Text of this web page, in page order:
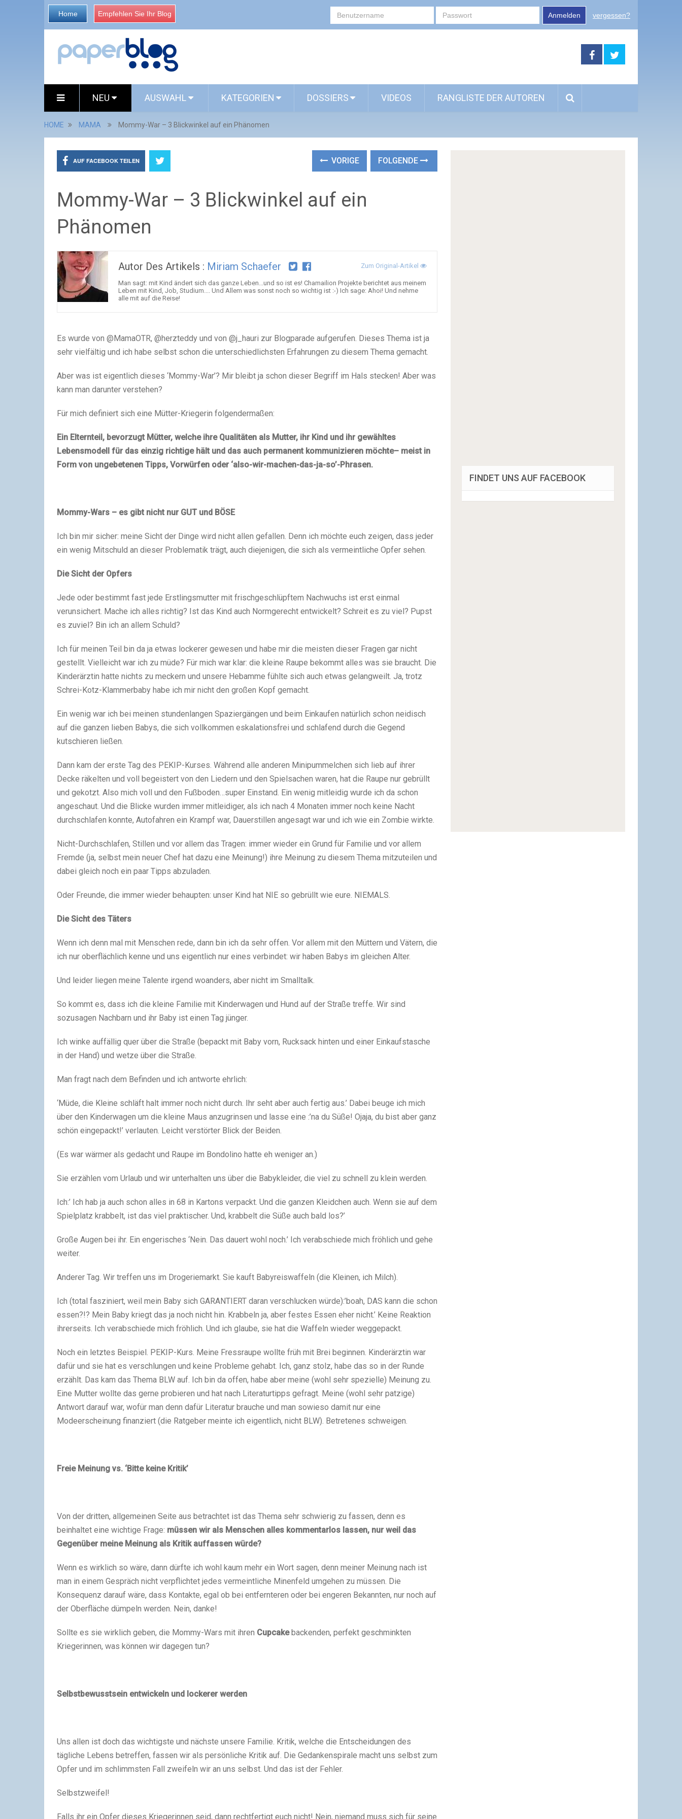
Home Empfehlen Sie Ihr Blog Anmelden vergessen?
NEU AUSWAHL KATEGORIEN DOSSIERS VIDEOS RANGLISTE DER AUTOREN
HOME MAMA Mommy-War – 3 Blickwinkel auf ein Phänomen
AUF FACEBOOK TEILEN VORIGE FOLGENDE
Mommy-War – 3 Blickwinkel auf ein
Phänomen
Autor Des Artikels : Miriam Schaefer Zum Original-Artikel
Man sagt: mit Kind ändert sich das ganze Leben...und so ist es! Chamailion Projekte berichtet aus meinem
Leben mit Kind, Job, Studium.... Und Allem was sonst noch so wichtig ist :-) Ich sage: Ahoi! Und nehme
alle mit auf die Reise!
Es wurde von @MamaOTR, @herzteddy und von @j_hauri zur Blogparade aufgerufen. Dieses Thema ist ja
sehr vielfältig und ich habe selbst schon die unterschiedlichsten Erfahrungen zu diesem Thema gemacht.
Aber was ist eigentlich dieses ‘Mommy-War’? Mir bleibt ja schon dieser Begriff im Hals stecken! Aber was
kann man darunter verstehen?
Für mich definiert sich eine Mütter-Kriegerin folgendermaßen:
Ein Elternteil, bevorzugt Mütter, welche ihre Qualitäten als Mutter, ihr Kind und ihr gewähltes
Lebensmodell für das einzig richtige hält und das auch permanent kommunizieren möchte– meist in
Form von ungebetenen Tipps, Vorwürfen oder ‘also-wir-machen-das-ja-so’-Phrasen.
Mommy-Wars – es gibt nicht nur GUT und BÖSE
Ich bin mir sicher: meine Sicht der Dinge wird nicht allen gefallen. Denn ich möchte euch zeigen, dass jeder
ein wenig Mitschuld an dieser Problematik trägt, auch diejenigen, die sich als vermeintliche Opfer sehen.
Die Sicht der Opfers
Jede oder bestimmt fast jede Erstlingsmutter mit frischgeschlüpftem Nachwuchs ist erst einmal
verunsichert. Mache ich alles richtig? Ist das Kind auch Normgerecht entwickelt? Schreit es zu viel? Pupst
es zuviel? Bin ich an allem Schuld?
Ich für meinen Teil bin da ja etwas lockerer gewesen und habe mir die meisten dieser Fragen gar nicht
gestellt. Vielleicht war ich zu müde? Für mich war klar: die kleine Raupe bekommt alles was sie braucht. Die
Kinderärztin hatte nichts zu meckern und unsere Hebamme fühlte sich auch etwas gelangweilt. Ja, trotz
Schrei-Kotz-Klammerbaby habe ich mir nicht den großen Kopf gemacht.
Ein wenig war ich bei meinen stundenlangen Spaziergängen und beim Einkaufen natürlich schon neidisch
auf die ganzen lieben Babys, die sich vollkommen eskalationsfrei und schlafend durch die Gegend
kutschieren ließen.
Dann kam der erste Tag des PEKIP-Kurses. Während alle anderen Minipummelchen sich lieb auf ihrer
Decke räkelten und voll begeistert von den Liedern und den Spielsachen waren, hat die Raupe nur gebrüllt
und gekotzt. Also mich voll und den Fußboden…super Einstand. Ein wenig mitleidig wurde ich da schon
angeschaut. Und die Blicke wurden immer mitleidiger, als ich nach 4 Monaten immer noch keine Nacht
durchschlafen konnte, Autofahren ein Krampf war, Dauerstillen angesagt war und ich wie ein Zombie wirkte.
Nicht-Durchschlafen, Stillen und vor allem das Tragen: immer wieder ein Grund für Familie und vor allem
Fremde (ja, selbst mein neuer Chef hat dazu eine Meinung!) ihre Meinung zu diesem Thema mitzuteilen und
dabei gleich noch ein paar Tipps abzuladen.
Oder Freunde, die immer wieder behaupten: unser Kind hat NIE so gebrüllt wie eure. NIEMALS.
Die Sicht des Täters
Wenn ich denn mal mit Menschen rede, dann bin ich da sehr offen. Vor allem mit den Müttern und Vätern, die
ich nur oberflächlich kenne und uns eigentlich nur eines verbindet: wir haben Babys im gleichen Alter.
Und leider liegen meine Talente irgend woanders, aber nicht im Smalltalk.
So kommt es, dass ich die kleine Familie mit Kinderwagen und Hund auf der Straße treffe. Wir sind
sozusagen Nachbarn und ihr Baby ist einen Tag jünger.
Ich winke auffällig quer über die Straße (bepackt mit Baby vorn, Rucksack hinten und einer Einkaufstasche
in der Hand) und wetze über die Straße.
Man fragt nach dem Befinden und ich antworte ehrlich:
‘Müde, die Kleine schläft halt immer noch nicht durch. Ihr seht aber auch fertig aus.’ Dabei beuge ich mich
über den Kinderwagen um die kleine Maus anzugrinsen und lasse eine :’na du Süße! Ojaja, du bist aber ganz
schön eingepackt!’ verlauten. Leicht verstörter Blick der Beiden.
(Es war wärmer als gedacht und Raupe im Bondolino hatte eh weniger an.)
Sie erzählen vom Urlaub und wir unterhalten uns über die Babykleider, die viel zu schnell zu klein werden.
Ich:’ Ich hab ja auch schon alles in 68 in Kartons verpackt. Und die ganzen Kleidchen auch. Wenn sie auf dem
Spielplatz krabbelt, ist das viel praktischer. Und, krabbelt die Süße auch bald los?’
Große Augen bei ihr. Ein engerisches ‘Nein. Das dauert wohl noch.’ Ich verabschiede mich fröhlich und gehe
weiter.
Anderer Tag. Wir treffen uns im Drogeriemarkt. Sie kauft Babyreiswaffeln (die Kleinen, ich Milch).
Ich (total fasziniert, weil mein Baby sich GARANTIERT daran verschlucken würde):’boah, DAS kann die schon
essen?!? Mein Baby kriegt das ja noch nicht hin. Krabbeln ja, aber festes Essen eher nicht.’ Keine Reaktion
ihrerseits. Ich verabschiede mich fröhlich. Und ich glaube, sie hat die Waffeln wieder weggepackt.
Noch ein letztes Beispiel. PEKIP-Kurs. Meine Fressraupe wollte früh mit Brei beginnen. Kinderärztin war
dafür und sie hat es verschlungen und keine Probleme gehabt. Ich, ganz stolz, habe das so in der Runde
erzählt. Das kam das Thema BLW auf. Ich bin da offen, habe aber meine (wohl sehr spezielle) Meinung zu.
Eine Mutter wollte das gerne probieren und hat nach Literaturtipps gefragt. Meine (wohl sehr patzige)
Antwort darauf war, wofür man denn dafür Literatur brauche und man sowieso damit nur eine
Modeerscheinung finanziert (die Ratgeber meinte ich eigentlich, nicht BLW). Betretenes schweigen.
Freie Meinung vs. ‘Bitte keine Kritik’
Von der dritten, allgemeinen Seite aus betrachtet ist das Thema sehr schwierig zu fassen, denn es
beinhaltet eine wichtige Frage: müssen wir als Menschen alles kommentarlos lassen, nur weil das
Gegenüber meine Meinung als Kritik auffassen würde?
Wenn es wirklich so wäre, dann dürfte ich wohl kaum mehr ein Wort sagen, denn meiner Meinung nach ist
man in einem Gespräch nicht verpflichtet jedes vermeintliche Minenfeld umgehen zu müssen. Die
Konsequenz darauf wäre, dass Kontakte, egal ob bei entfernteren oder bei engeren Bekannten, nur noch auf
der Oberfläche dümpeln werden. Nein, danke!
Sollte es sie wirklich geben, die Mommy-Wars mit ihren Cupcakebackenden, perfekt geschminkten
Kriegerinnen, was können wir dagegen tun?
Selbstbewusstsein entwickeln und lockerer werden
Uns allen ist doch das wichtigste und nächste unsere Familie. Kritik, welche die Entscheidungen des
tägliche Lebens betreffen, fassen wir als persönliche Kritik auf. Die Gedankenspirale macht uns selbst zum
Opfer und im schlimmsten Fall zweifeln wir an uns selbst. Und das ist der Fehler.
Selbstzweifel!
Falls ihr ein Opfer dieses Kriegerinnen seid, dann rechtfertigt euch nicht! Nein, niemand muss sich für seine
FINDET UNS AUF FACEBOOK